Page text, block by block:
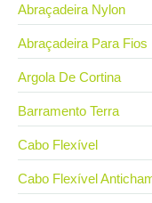
Abraçadeira Nylon
Abraçadeira Para Fios
Argola De Cortina
Barramento Terra
Cabo Flexível
Cabo Flexível